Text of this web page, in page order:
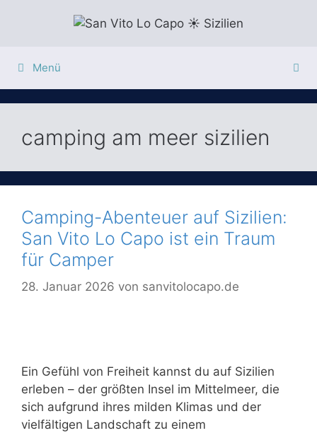
Menü
camping am meer sizilien
Camping-Abenteuer auf Sizilien:
San Vito Lo Capo ist ein Traum
für Camper
28. Januar 2026 von sanvitolocapo.de
Ein Gefühl von Freiheit kannst du auf Sizilien
erleben – der größten Insel im Mittelmeer, die
sich aufgrund ihres milden Klimas und der
vielfältigen Landschaft zu einem